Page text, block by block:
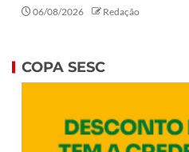
06/08/2026 Redação
COPA SESC